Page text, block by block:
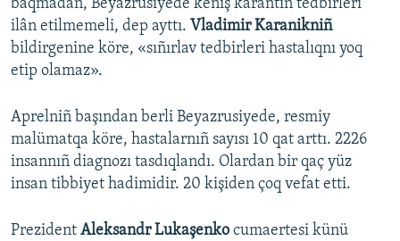
baqmadan, Beyazrusiyede keniş karantin tedbirleri
ilân etilmemeli, dep ayttı. Vladimir Karanikniñ
bildirgenine köre, «sıñırlav tedbirleri hastalıqnı yoq
etip olamaz».
Aprelniñ başından berli Beyazrusiyede, resmiy
malümatqa köre, hastalarnıñ sayısı 10 qat arttı. 2226
insannıñ diagnozı tasdıqlandı. Olardan bir qaç yüz
insan tibbiyet hadimidir. 20 kişiden çoq vefat etti.
Prezident Aleksandr Lukaşenko cumaertesi künü